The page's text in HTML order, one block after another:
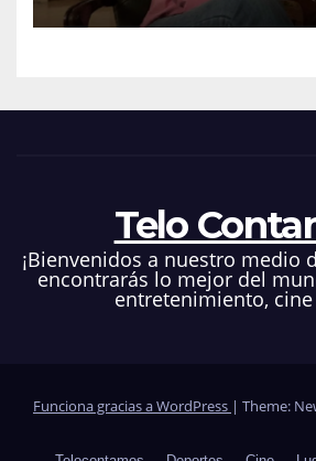
Telo
¡Bienvenidos a nuestro medio
encontrarás lo mejor del
entretenimiento, cine
Funciona gracias a WordPress | Theme: